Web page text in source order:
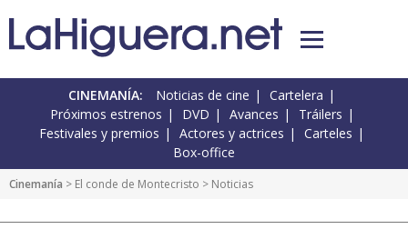
CINEMANÍA: Noticias de cine
Cartelera
Próximos estrenos
DVD Avances
Tráilers
Festivales y premios
Actores y actrices
Carteles
Box-office
Cinemanía > El conde de Montecristo > Noticias